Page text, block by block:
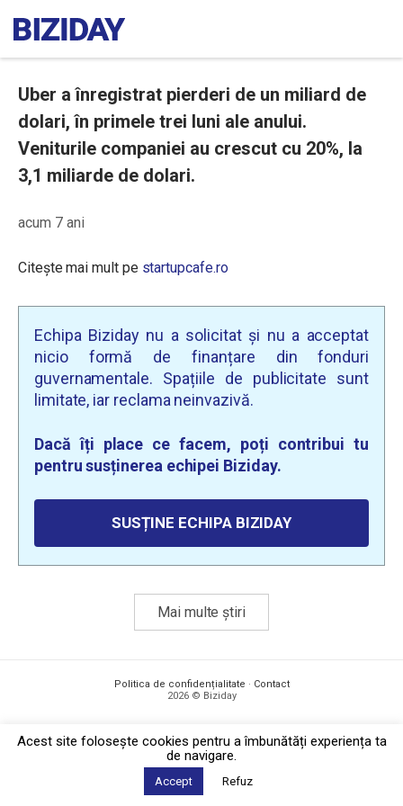
Uber a înregistrat pierderi de un miliard de
dolari, în primele trei luni ale anului.
Veniturile companiei au crescut cu 20%, la
3,1 miliarde de dolari.
acum 7 ani
Citește mai mult pe startupcafe.ro
Echipa Biziday nu a solicitat și nu a acceptat
nicio formă de finanțare din fonduri
guvernamentale. Spațiile de publicitate sunt
limitate, iar reclama neinvazivă.
Dacă îți place ce facem, poți contribui tu
pentru susținerea echipei Biziday.
SUSȚINE ECHIPA BIZIDAY
Mai multe știri
Politica de confidențialitate · Contact
2026 © Biziday
Acest site foloseşte cookies pentru a îmbunătăți experiența ta
de navigare.
Accept Refuz